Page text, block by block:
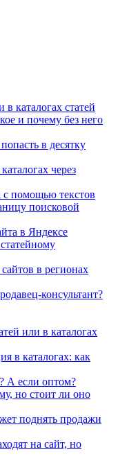
каталогах статей
и почему без него
в десятку
через
с помощью текстов
поисковой
в Яндексе
в регионах
консультант?
или в каталогах
в каталогах: как
А если оптом?
но стоит ли оно
поднять продажи
на сайт, но